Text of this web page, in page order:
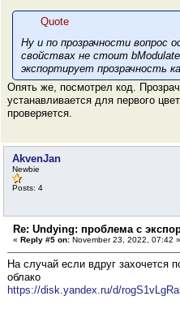
Quote
Ну и по прозрачности вопрос
свойствах не стоит
экспортирует прозрачность
Опять же, посмотрел код.
устанавливается для первого
проверяется.
AkvenJan
Newbie
Posts: 4
Re: Undying: проблема с
« Reply #5 on: November 23, 2022, 07:42 »
На случай если вдруг захочется
облако
https://disk.yandex.ru/d/